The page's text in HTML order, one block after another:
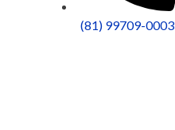
(81) 99709-0003